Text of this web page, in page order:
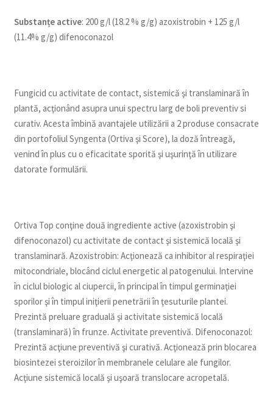
Substanțe active: 200 g/l (18.2 % g/g) azoxistrobin + 125 g/l
(11.4% g/g) difenoconazol
Fungicid cu activitate de contact, sistemică şi translaminară în
plantă, acţionând asupra unui spectru larg de boli preventiv si
curativ. Acesta îmbină avantajele utilizării a 2 produse consacrate
din portofoliul Syngenta (Ortiva şi Score), la doză întreagă,
venind în plus cu o eficacitate sporită şi uşurinţă în utilizare
datorate formulării.
Ortiva Top conţine două ingrediente active (azoxistrobin şi
difenoconazol) cu activitate de contact şi sistemică locală şi
translaminară. Azoxistrobin: Acţionează ca inhibitor al respiraţiei
mitocondriale, blocând ciclul energetic al patogenului. Intervine
în ciclul biologic al ciupercii, în principal în timpul germinaţiei
sporilor şi în timpul iniţierii penetrării în ţesuturile plantei.
Prezintă preluare graduală şi activitate sistemică locală
(translaminară) în frunze. Activitate preventivă. Difenoconazol:
Prezintă acţiune preventivă şi curativă. Acţionează prin blocarea
biosintezei steroizilor în membranele celulare ale fungilor.
Acţiune sistemică locală şi uşoară translocare acropetală.